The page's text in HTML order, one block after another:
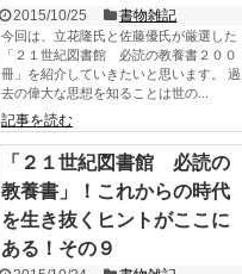
2015/10/25 書物雑記
今回は、立花隆氏と佐藤優氏が厳選した
「２１世紀図書館 必読の教養書２００
冊」を紹介していきたいと思います。 過
去の偉大な思想を知ることは世の...
記事を読む
「２１世紀図書館 必読の
教養書」！これからの時代
を生き抜くヒントがここに
ある！その９